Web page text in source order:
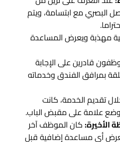
التواصل البصري مع ابتسامة، ويتم
مهذبة ويعرض المساعدة
قادرين على الإجابة
بمرافق الفندق وخدماته
تقديم الخدمة، كانت
وضع علامة على مقبض الباب.
الأخيرة:كان الموظف آخر
أي مساعدة إضافية قبل